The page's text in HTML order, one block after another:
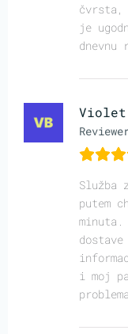
čvrsta,
je
dnevnu
Violet
Služba
putem
minuta.
i moj
problema.